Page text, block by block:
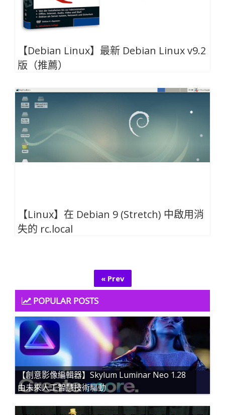
【Debian Linux】最新 Debian Linux v9.2
版（推薦）
【Linux】在 Debian 9 (Stretch) 中啟用消
失的 rc.local
« Prev
POPULAR POSTS
【創意影像編輯器】Skylum Luminar Neo 1.28
由未來人工智慧技術驅動